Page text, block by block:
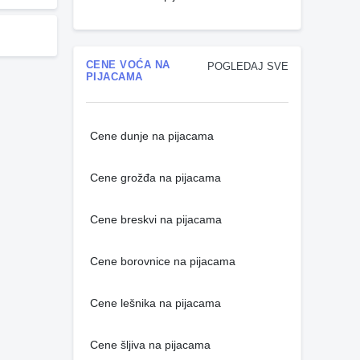
POGLEDAJ SVE
CENE VOĆA NA
PIJACAMA
Cene dunje na pijacama
Cene grožđa na pijacama
Cene breskvi na pijacama
Cene borovnice na pijacama
Cene lešnika na pijacama
Cene šljiva na pijacama